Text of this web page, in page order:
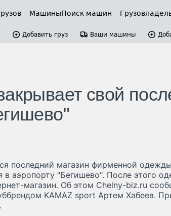
МашиныПоиск машин
Добавить груз Ваши машины
свой
последний магазин фирменной
аэропорту "Бегишево". После этого
магазин. Об этом Chelny-biz.ru
KAMAZ sport Артем Хабеев.